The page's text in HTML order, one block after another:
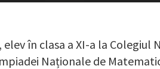
în clasa a XI-a la
Naționale de